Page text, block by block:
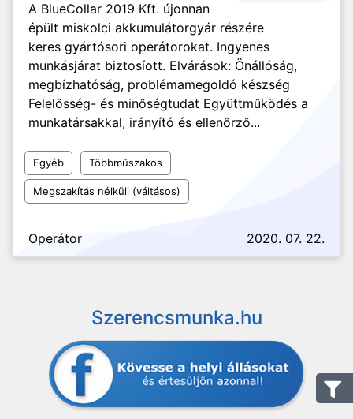
A BlueCollar 2019 Kft. újonnan
épült miskolci akkumulátorgyár részére
keres gyártósori operátorokat. Ingyenes
munkásjárat biztosíott. Elvárások: Önállóság,
megbízhatóság, problémamegoldó készség
Felelősség- és minőségtudat Együttműködés a
munkatársakkal, irányító és ellenőrző...
Egyéb Többműszakos
Megszakítás nélküli (váltásos)
Operátor 2020. 07. 22.
Szerencsmunka.hu